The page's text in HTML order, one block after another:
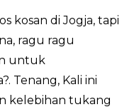
kosan di Jogja, tapi
ragu ragu
untuk
Tenang, Kali ini
kelebihan tukang